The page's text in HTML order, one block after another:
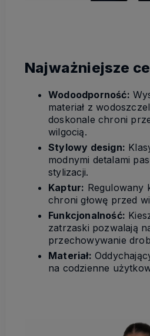
Najważniejsze
Wodoodporność:
materiał z
doskonale chroni
wilgocią.
Stylowy design:
modnymi detalami
stylizacji.
Kaptur: Regulowany
chroni głowę przed
Funkcjonalność:
zatrzaski pozwalają
przechowywanie
Materiał:
na codzienne